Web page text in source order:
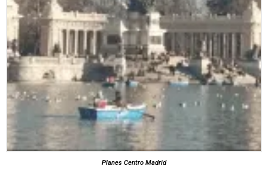
Planes Centro Madrid